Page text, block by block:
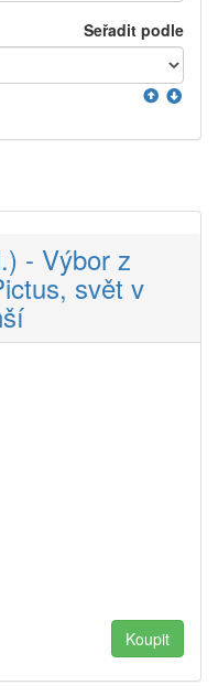
Seřadit podle
- Výbor z
svět v